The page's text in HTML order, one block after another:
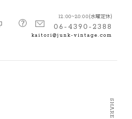
12:00~20:00(水曜定休)
06-4390-2388
kaitori@junk-vintage.com
SHARE